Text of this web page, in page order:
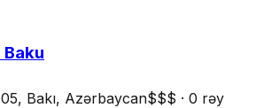
Baku
Bakı, Azərbaycan$$$ · 0 rəy